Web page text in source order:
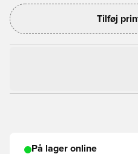
Tilføj
På lager online